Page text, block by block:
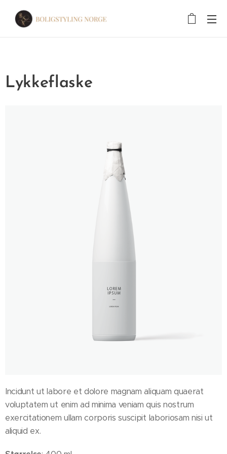
Lykkeflaske
Incidunt ut labore et dolore magnam aliquam quaerat
voluptatem ut enim ad minima veniam quis nostrum
exercitationem ullam corporis suscipit laboriosam nisi ut
aliquid ex.